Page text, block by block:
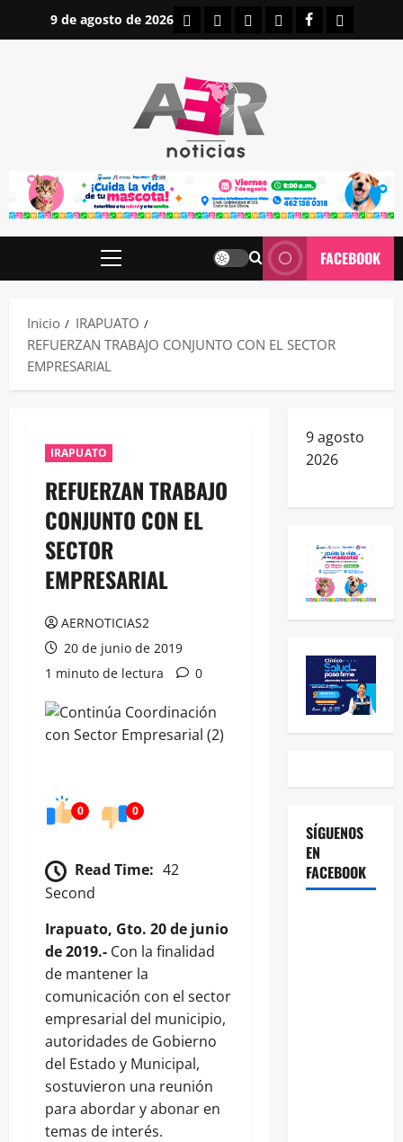
9 de agosto de 2026 INICIOIRAPUATO
ESTATALES
NACIONALES
FACEBOOK
Menú
FACEBOOK
Inicio
IRAPUATO
REFUERZAN TRABAJO CONJUNTO CON EL SECTOR
EMPRESARIAL
IRAPUATO
REFUERZAN TRABAJO
CONJUNTO CON EL
SECTOR
EMPRESARIAL
AERNOTICIAS2
20 de junio de 2019
1 minuto de lectura
0
0 0
Read Time: 42
Second
Irapuato, Gto. 20 de junio
de 2019.- Con la finalidad
de mantener la
comunicación con el sector
empresarial del municipio,
autoridades de Gobierno
del Estado y Municipal,
sostuvieron una reunión
para abordar y abonar en
temas de interés.
9 agosto
2026
SÍGUENOS
EN
FACEBOOK